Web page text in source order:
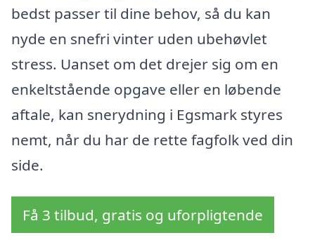
bedst passer til dine behov, så du kan
nyde en snefri vinter uden ubehøvlet
stress. Uanset om det drejer sig om en
enkeltstående opgave eller en løbende
aftale, kan snerydning i Egsmark styres
nemt, når du har de rette fagfolk ved din
side.
Få 3 tilbud, gratis og uforpligtende